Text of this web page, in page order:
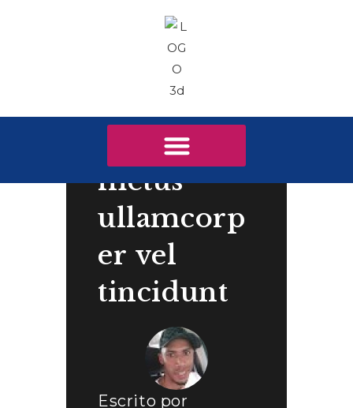
Nulla
metus
metus
ullamcorp
er vel
tincidunt
Escrito por